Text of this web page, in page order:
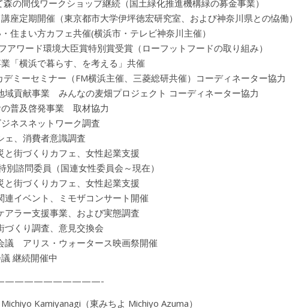
伐ワークショップ継続（国土緑化推進機構緑の募金事業）
期開催（東京都市大学伊坪徳宏研究室、および神奈川県との恊働）
い方カフェ共催(横浜市・テレビ神奈川主催）
アワード環境大臣賞特別賞受賞（ローフットフードの取り組み）
「横浜で暮らす、を考える」共催
ーセミナー（FM横浜主催、三菱総研共催）コーディネーター協力
貢献事業 みんなの麦畑プロジェクト コーディネーター協力
啓発事業 取材協力
ネットワーク調査
、消費者意識調査
街づくりカフェ、女性起業支援
諮問委員（国連女性委員会～現在）
街づくりカフェ、女性起業支援
イベント、ミモザコンサート開催
ラー支援事業、および実態調査
くり調査、意見交換会
アリス・ウォータース映画祭開催
続開催中
Kamiyanagi（東みちよ Michiyo Azuma）